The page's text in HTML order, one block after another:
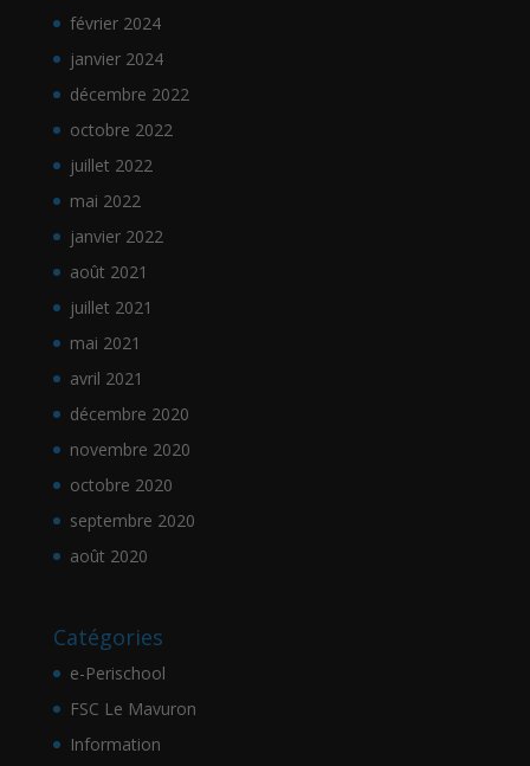
février 2024
janvier 2024
décembre 2022
octobre 2022
juillet 2022
mai 2022
janvier 2022
août 2021
juillet 2021
mai 2021
avril 2021
décembre 2020
novembre 2020
octobre 2020
septembre 2020
août 2020
Catégories
e-Perischool
FSC Le Mavuron
Information